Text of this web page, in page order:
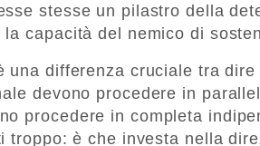
stesse un pilastro della
la capacità del nemico di
una differenza cruciale tra
devono procedere in
procedere in completa
troppo: è che investa nella